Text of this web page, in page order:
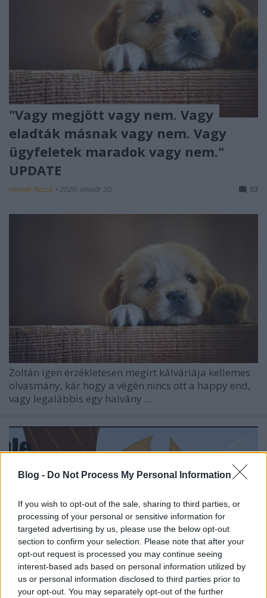
Blog - Do Not Process My Personal Information
If you wish to opt-out of the sale, sharing to third parties, or
processing of your personal or sensitive information for
targeted advertising by us, please use the below opt-out
section to confirm your selection. Please note that after your
opt-out request is processed you may continue seeing
interest-based ads based on personal information utilized by
us or personal information disclosed to third parties prior to
your opt-out. You may separately opt-out of the further
"Vagy megjött vagy nem. Vagy
eladták másnak vagy nem. Vagy
ügyfeletek maradok vagy nem."
UPDATE
Homár Rezső • 2020. január 30. 83
Zoltán igen érzékletesen megírt kálváriája kellemes
olvasmány, kár hogy a végén nincs ott a happy end,
vagy legalábbis egy halvány ...